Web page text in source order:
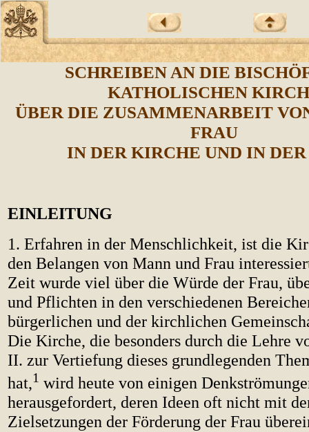
SCHREIBEN AN DIE
KATHOLISCHEN
ÜBER DIE ZUSAMMENARBEIT
FRAU
IN DER KIRCHE UND IN
EINLEITUNG
1. Erfahren in der Menschlichkeit, ist die
den Belangen von Mann und Frau
Zeit wurde viel über die Würde der Frau,
und Pflichten in den verschiedenen
bürgerlichen und der kirchlichen
Die Kirche, die besonders durch die Lehre
II. zur Vertiefung dieses grundlegenden
hat,1 wird heute von einigen
herausgefordert, deren Ideen oft nicht mit
Zielsetzungen der Förderung der Frau